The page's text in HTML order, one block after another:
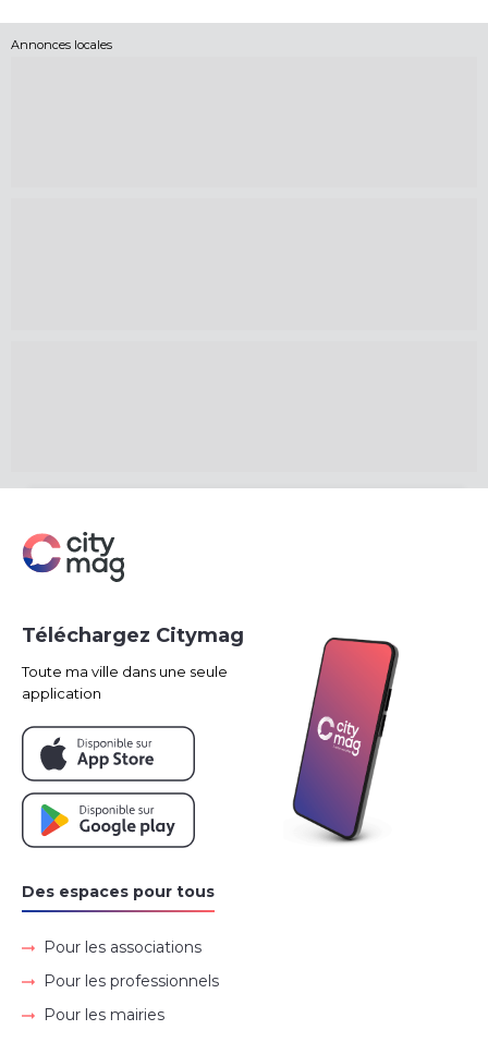
Annonces locales
Des espaces pour tous
Pour les associations
Pour les professionnels
Pour les mairies
Téléchargez Citymag
Toute ma ville dans une seule
application